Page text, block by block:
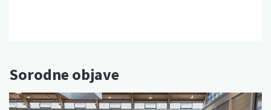
Sorodne objave